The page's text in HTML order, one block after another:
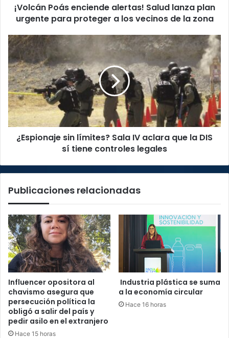
proteger
vecinos
de
la
zona
¡Volcán Poás enciende alertas! Salud lanza plan
urgente para proteger a los vecinos de la zona
¿Espionaje
sin
límites?
Sala
IV
aclara
que
la
DIS
¿Espionaje sin límites? Sala IV aclara que la DIS
sí tiene controles legales
Publicaciones relacionadas
Influencer opositora al
chavismo asegura que
persecución política la
obligó a salir del país y
pedir asilo en el extranjero
Hace 15 horas
Industria plástica se suma
a la economía circular
Hace 16 horas